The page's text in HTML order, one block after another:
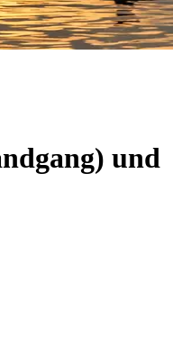
und